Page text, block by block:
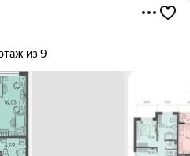
из 9